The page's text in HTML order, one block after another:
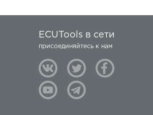
ECUTools в сети
присоединяйтесь к нам